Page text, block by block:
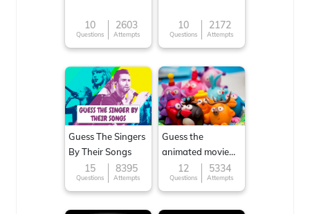
10
Questions
2603
Attempts
10
Questions
2172
Attempts
Guess The Singers
By Their Songs
15
Questions
8395
Attempts
Guess the
animated movie
character
12
Questions
5334
Attempts